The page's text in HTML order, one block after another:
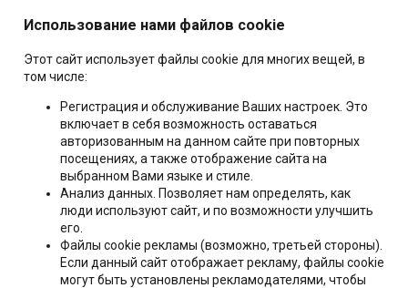
Использование нами файлов cookie
Этот сайт использует файлы cookie для многих вещей, в
том числе:
Регистрация и обслуживание Ваших настроек. Это
включает в себя возможность оставаться
авторизованным на данном сайте при повторных
посещениях, а также отображение сайта на
выбранном Вами языке и стиле.
Анализ данных. Позволяет нам определять, как
люди используют сайт, и по возможности улучшить
его.
Файлы cookie рекламы (возможно, третьей стороны).
Если данный сайт отображает рекламу, файлы cookie
могут быть установлены рекламодателями, чтобы